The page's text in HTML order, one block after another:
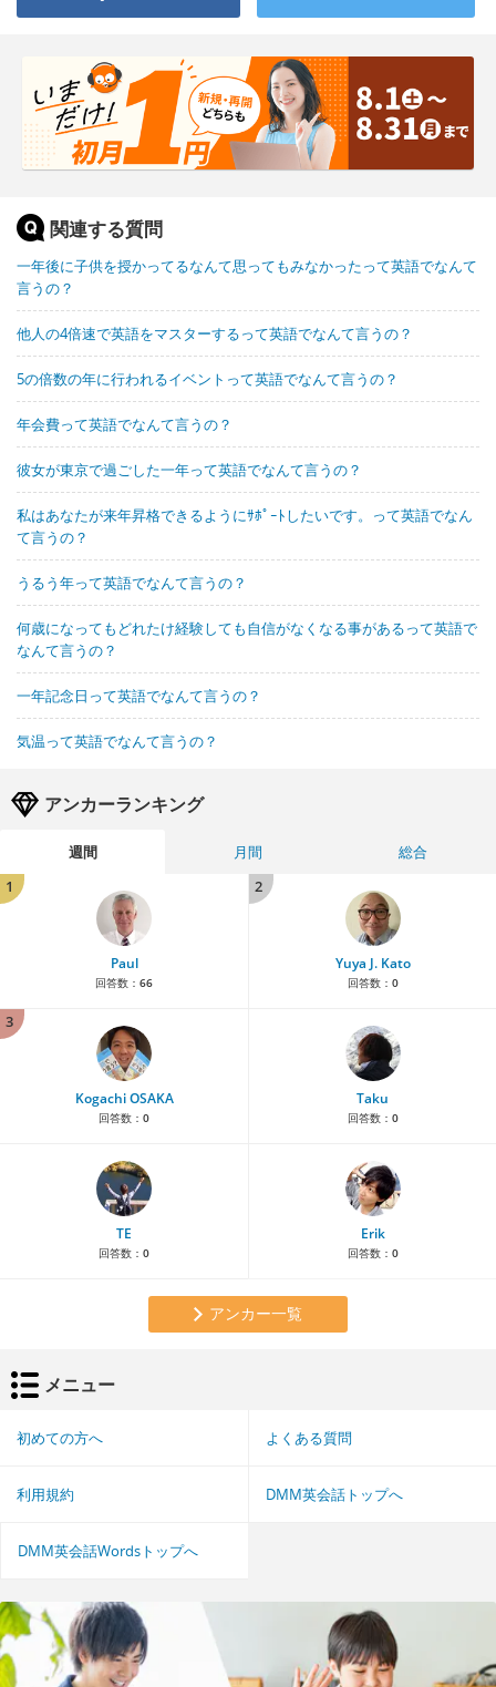
関連する質問
一年後に子供を授かってるなんて思ってもみなかったって英語でなんて
言うの？
他人の4倍速で英語をマスターするって英語でなんて言うの？
5の倍数の年に行われるイベントって英語でなんて言うの？
年会費って英語でなんて言うの？
彼女が東京で過ごした一年って英語でなんて言うの？
私はあなたが来年昇格できるようにｻﾎﾟｰﾄしたいです。って英語でなん
て言うの？
うるう年って英語でなんて言うの？
何歳になってもどれたけ経験しても自信がなくなる事があるって英語で
なんて言うの？
一年記念日って英語でなんて言うの？
気温って英語でなんて言うの？
アンカーランキング
週間 月間
総合
1
Paul
回答数： 66
2
Yuya J. Kato
回答数： 0
3
Kogachi OSAKA
回答数： 0
Taku
回答数： 0
TE
回答数： 0
Erik
回答数： 0
アンカー一覧
メニュー
初めての方へ よくある質問
利用規約 DMM英会話トップへ
DMM英会話Wordsトップへ